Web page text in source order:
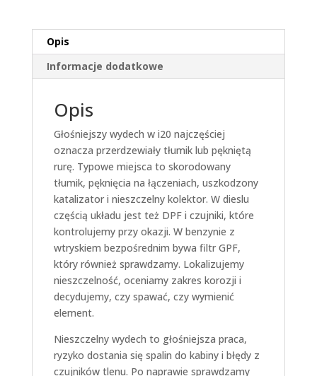
Opis
Informacje dodatkowe
Opis
Głośniejszy wydech w i20 najczęściej
oznacza przerdzewiały tłumik lub pękniętą
rurę. Typowe miejsca to skorodowany
tłumik, pęknięcia na łączeniach, uszkodzony
katalizator i nieszczelny kolektor. W dieslu
częścią układu jest też DPF i czujniki, które
kontrolujemy przy okazji. W benzynie z
wtryskiem bezpośrednim bywa filtr GPF,
który również sprawdzamy. Lokalizujemy
nieszczelność, oceniamy zakres korozji i
decydujemy, czy spawać, czy wymienić
element.
Nieszczelny wydech to głośniejsza praca,
ryzyko dostania się spalin do kabiny i błędy z
czujników tlenu. Po naprawie sprawdzamy